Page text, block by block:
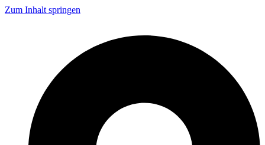
Zum Inhalt springen